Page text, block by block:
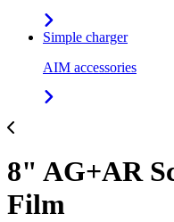
Simple charger
AIM accessories
8" AG+AR
Film